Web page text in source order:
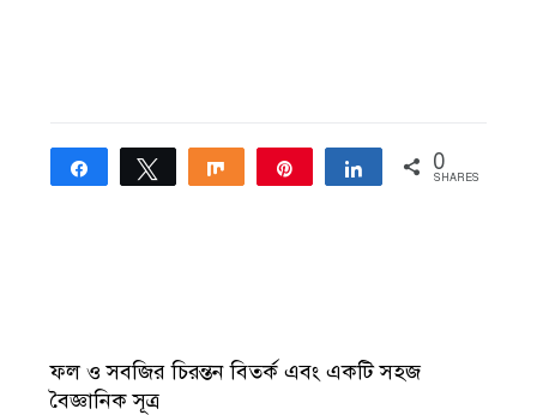
Share Tweet Share Share 0
SHARES
ফল ও সবজির চিরন্তন বিতর্ক এবং একটি সহজ
বৈজ্ঞানিক সূত্র